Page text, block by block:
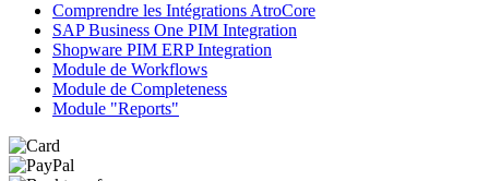
Comprendre les Intégrations AtroCore
SAP Business One PIM Integration
Shopware PIM ERP Integration
Module de Workflows
Module de Completeness
Module "Reports"